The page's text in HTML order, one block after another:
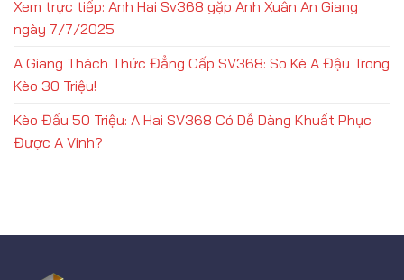
Xem trực tiếp: Anh Hai Sv368 gặp Anh Xuân An Giang
ngày 7/7/2025
A Giang Thách Thức Đẳng Cấp SV368: So Kè A Đậu Trong
Kèo 30 Triệu!
Kèo Đấu 50 Triệu: A Hai SV368 Có Dễ Dàng Khuất Phục
Được A Vinh?